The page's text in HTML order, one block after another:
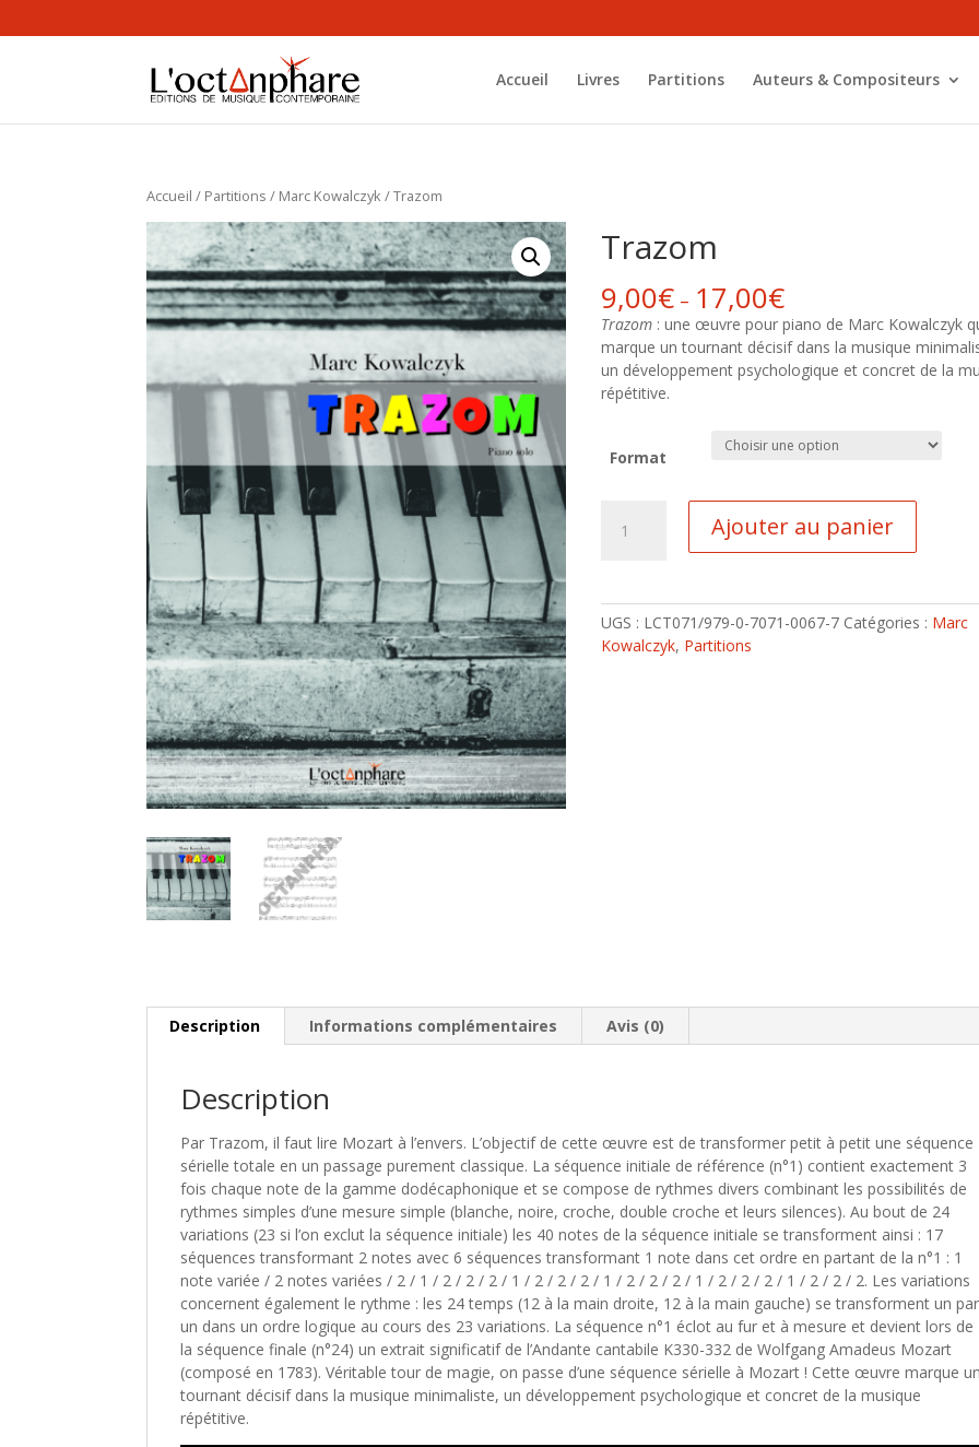
Accueil Livres Partitions Auteurs & Compositeurs
Accueil / Partitions / Marc Kowalczyk / Trazom
Trazom
9,00€– 17,00€
Trazom: une œuvre pour piano de Marc Kowalczyk
marque un tournant décisif dans la musique
un développement psychologique et concret de la
répétitive.
Format
Ajouter au panier
UGS : LCT071/979-0-7071-0067-7 Catégories : Marc
Kowalczyk, Partitions
Description Informations complémentaires Avis (0)
Description
Par Trazom, il faut lire Mozart à l’envers. L’objectif de cette œuvre est de transformer petit à petit une séquence
sérielle totale en un passage purement classique. La séquence initiale de référence (n°1) contient exactement 3
fois chaque note de la gamme dodécaphonique et se compose de rythmes divers combinant les possibilités de
rythmes simples d’une mesure simple (blanche, noire, croche, double croche et leurs silences). Au bout de 24
variations (23 si l’on exclut la séquence initiale) les 40 notes de la séquence initiale se transforment ainsi : 17
séquences transformant 2 notes avec 6 séquences transformant 1 note dans cet ordre en partant de la n°1 : 1
note variée / 2 notes variées / 2 / 1 / 2 / 2 / 2 / 1 / 2 / 2 / 2 / 1 / 2 / 2 / 2 / 1 / 2 / 2 / 2 / 1 / 2 / 2 / 2. Les variations
concernent également le rythme : les 24 temps (12 à la main droite, 12 à la main gauche) se transforment un par
un dans un ordre logique au cours des 23 variations. La séquence n°1 éclot au fur et à mesure et devient lors de
la séquence finale (n°24) un extrait significatif de l’Andante cantabile K330-332 de Wolfgang Amadeus Mozart
(composé en 1783). Véritable tour de magie, on passe d’une séquence sérielle à Mozart ! Cette œuvre marque
tournant décisif dans la musique minimaliste, un développement psychologique et concret de la musique
répétitive.